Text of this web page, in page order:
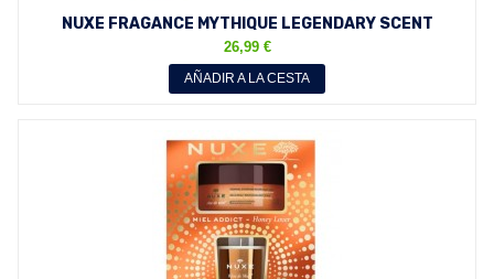
NUXE FRAGANCE MYTHIQUE LEGENDARY SCENT
COFFRET
26,99 €
AÑADIR A LA CESTA